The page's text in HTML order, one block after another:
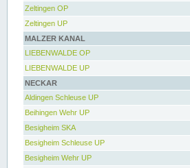
Zeltingen OP
Zeltingen UP
MALZER KANAL
LIEBENWALDE OP
LIEBENWALDE UP
NECKAR
Aldingen Schleuse UP
Beihingen Wehr UP
Besigheim SKA
Besigheim Schleuse UP
Besigheim Wehr UP